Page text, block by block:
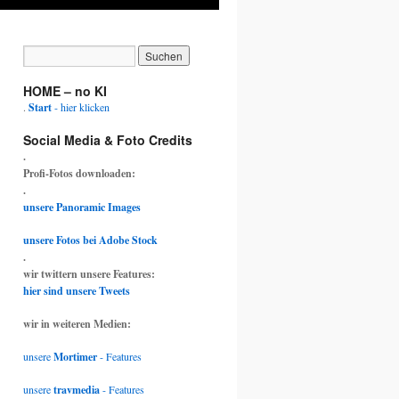
HOME – no KI
. Start- hier klicken
Social Media & Foto Credits
.
Profi-Fotos downloaden:
.
unsere Panoramic Images
unsere Fotos bei Adobe Stock
.
wir twittern unsere Features:
hier sind unsere Tweets
wir in weiteren Medien:
unsereMortimer- Features
unseretravmedia- Features